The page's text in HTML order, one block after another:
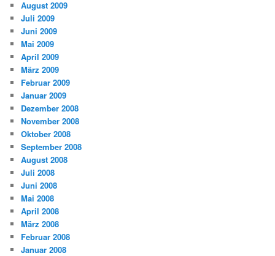
August 2009
Juli 2009
Juni 2009
Mai 2009
April 2009
März 2009
Februar 2009
Januar 2009
Dezember 2008
November 2008
Oktober 2008
September 2008
August 2008
Juli 2008
Juni 2008
Mai 2008
April 2008
März 2008
Februar 2008
Januar 2008